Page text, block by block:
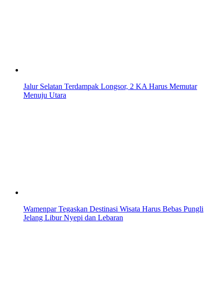
Jalur Selatan Terdampak Longsor, 2 KA Harus Memutar
Menuju Utara
Wamenpar Tegaskan Destinasi Wisata Harus Bebas Pungli
Jelang Libur Nyepi dan Lebaran